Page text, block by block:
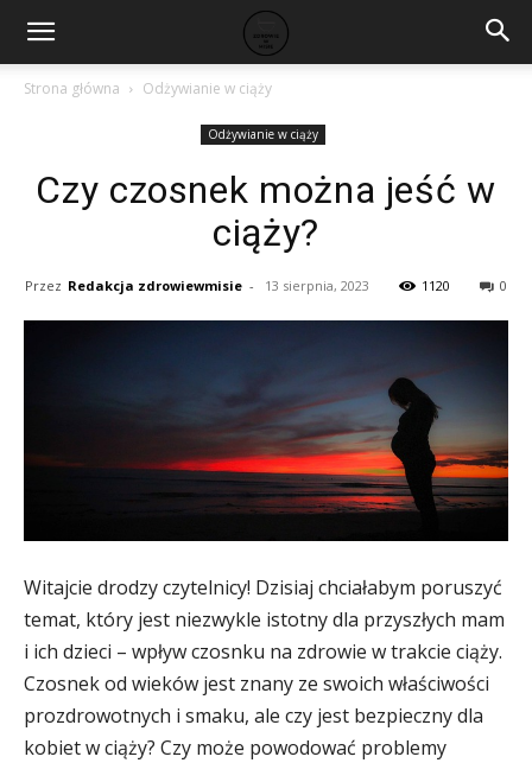
Strona główna Odżywianie w ciąży
Odżywianie w ciąży
Czy czosnek można jeść w
ciąży?
Przez Redakcja zdrowiewmisie - 13 sierpnia, 2023 1120 0
Witajcie drodzy czytelnicy! Dzisiaj chciałabym poruszyć
temat, który jest niezwykle istotny dla przyszłych mam
i ich dzieci – wpływ czosnku na zdrowie w trakcie ciąży.
Czosnek od wieków jest znany ze swoich właściwości
prozdrowotnych i smaku, ale czy jest bezpieczny dla
kobiet w ciąży? Czy może powodować problemy